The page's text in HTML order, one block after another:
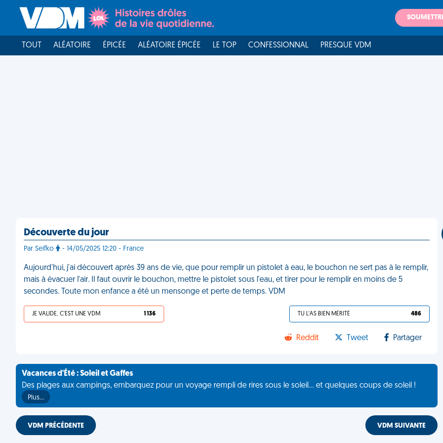
TOUT ALÉATOIRE ÉPICÉE ALÉATOIRE ÉPICÉE LE TOP CONFESSIONNAL PRESQUE VDM
Découverte du jour
Par Seifko - 14/05/2025 12:20 - France
Aujourd'hui, j'ai découvert après 39 ans de vie, que pour remplir un pistolet à eau, le bouchon ne sert pas à le remplir,
mais à évacuer l'air. Il faut ouvrir le bouchon, mettre le pistolet sous l'eau, et tirer pour le remplir en moins de 5
secondes. Toute mon enfance a été un mensonge et perte de temps. VDM
JE VALIDE, C'EST UNE VDM 1 136 TU L'AS BIEN MÉRITÉ 486
Reddit Tweet Partager
Vacances d'Été : Soleil et Gaffes
Des plages aux campings, embarquez pour un voyage rempli de rires sous le soleil... et quelques coups de soleil !
Plus…
VDM PRÉCÉDENTE VDM SUIVANTE